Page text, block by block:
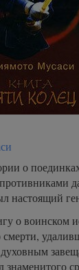
о
настоящий
о воинском
смерти,
знаменитого